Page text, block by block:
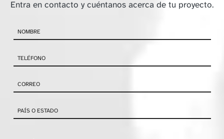
Entra en contacto y cuéntanos acerca de tu proyecto.